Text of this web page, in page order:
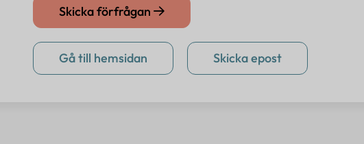
Skicka förfrågan
Gå till hemsidan Skicka epost